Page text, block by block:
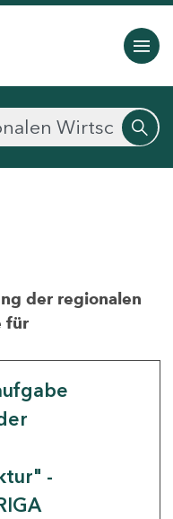
der regionalen
für
-